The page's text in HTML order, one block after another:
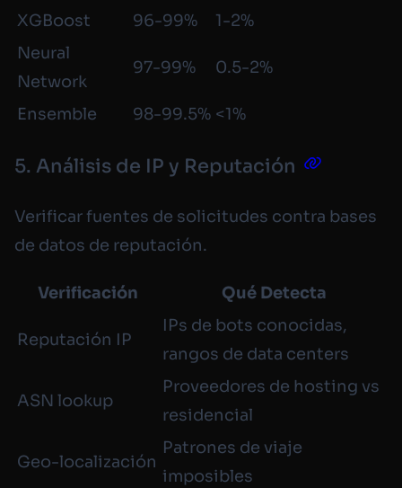
XGBoost 96-99%
1-2%
Neural
Network
97-99% 0.5-2%
Ensemble 98-99.5% <1%
5. Análisis de IP y Reputación
Verificar fuentes de solicitudes contra bases
de datos de reputación.
Verificación Qué Detecta
Reputación IP
IPs de bots conocidas,
rangos de data centers
ASN lookup
Proveedores de hosting vs
residencial
Geo-localización
Patrones de viaje
imposibles